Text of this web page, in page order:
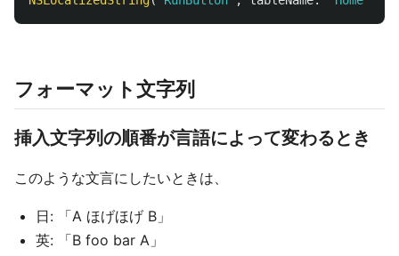
フォーマット文字列
挿入文字列の順番が言語によって変わるとき
このような文言にしたいときは、
日: 「A ほげほげ B」
英: 「B foo bar A」